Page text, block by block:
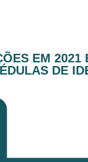
EM
DE